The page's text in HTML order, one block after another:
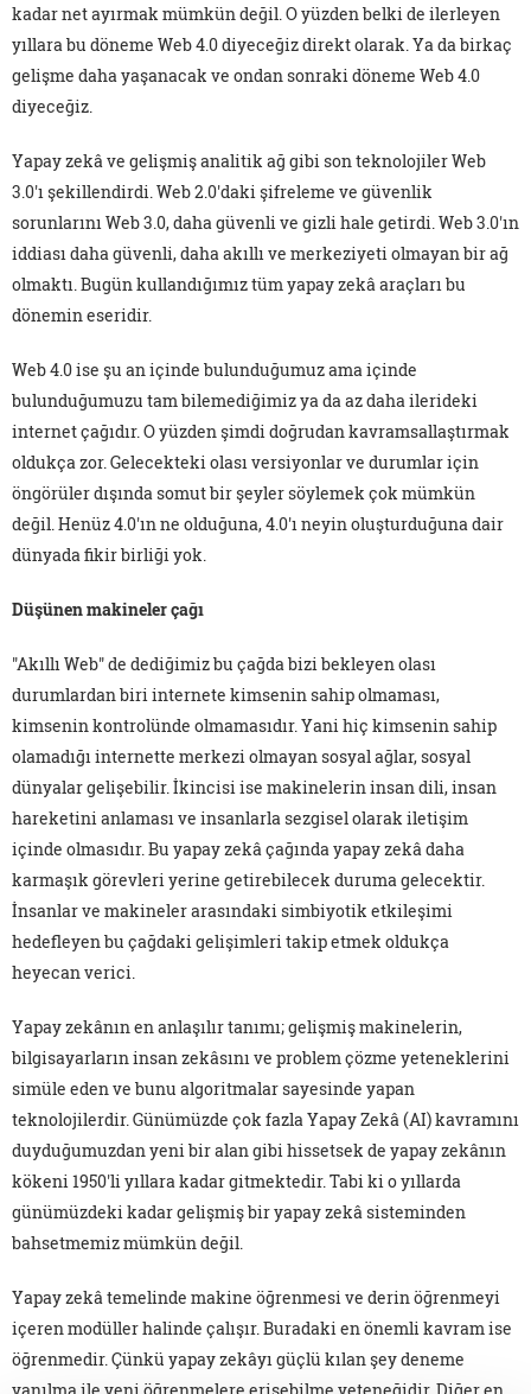
kadar net ayırmak mümkün değil. O yüzden belki de ilerleyen
yıllara bu döneme Web 4.0 diyeceğiz direkt olarak. Ya da birkaç
gelişme daha yaşanacak ve ondan sonraki döneme Web 4.0
diyeceğiz.
Yapay zekâ ve gelişmiş analitik ağ gibi son teknolojiler Web
3.0'ı şekillendirdi. Web 2.0'daki şifreleme ve güvenlik
sorunlarını Web 3.0, daha güvenli ve gizli hale getirdi. Web 3.0'ın
iddiası daha güvenli, daha akıllı ve merkeziyeti olmayan bir ağ
olmaktı. Bugün kullandığımız tüm yapay zekâ araçları bu
dönemin eseridir.
Web 4.0 ise şu an içinde bulunduğumuz ama içinde
bulunduğumuzu tam bilemediğimiz ya da az daha ilerideki
internet çağıdır. O yüzden şimdi doğrudan kavramsallaştırmak
oldukça zor. Gelecekteki olası versiyonlar ve durumlar için
öngörüler dışında somut bir şeyler söylemek çok mümkün
değil. Henüz 4.0'ın ne olduğuna, 4.0'ı neyin oluşturduğuna dair
dünyada fikir birliği yok.
Düşünen makineler çağı
"Akıllı Web" de dediğimiz bu çağda bizi bekleyen olası
durumlardan biri internete kimsenin sahip olmaması,
kimsenin kontrolünde olmamasıdır. Yani hiç kimsenin sahip
olamadığı internette merkezi olmayan sosyal ağlar, sosyal
dünyalar gelişebilir. İkincisi ise makinelerin insan dili, insan
hareketini anlaması ve insanlarla sezgisel olarak iletişim
içinde olmasıdır. Bu yapay zekâ çağında yapay zekâ daha
karmaşık görevleri yerine getirebilecek duruma gelecektir.
İnsanlar ve makineler arasındaki simbiyotik etkileşimi
hedefleyen bu çağdaki gelişimleri takip etmek oldukça
heyecan verici.
Yapay zekânın en anlaşılır tanımı; gelişmiş makinelerin,
bilgisayarların insan zekâsını ve problem çözme yeteneklerini
simüle eden ve bunu algoritmalar sayesinde yapan
teknolojilerdir. Günümüzde çok fazla Yapay Zekâ (AI) kavramını
duyduğumuzdan yeni bir alan gibi hissetsek de yapay zekânın
kökeni 1950'li yıllara kadar gitmektedir. Tabi ki o yıllarda
günümüzdeki kadar gelişmiş bir yapay zekâ sisteminden
bahsetmemiz mümkün değil.
Yapay zekâ temelinde makine öğrenmesi ve derin öğrenmeyi
içeren modüller halinde çalışır. Buradaki en önemli kavram ise
öğrenmedir. Çünkü yapay zekâyı güçlü kılan şey deneme
yanılma ile yeni öğrenmelere erişebilme yeteneğidir. Diğer en